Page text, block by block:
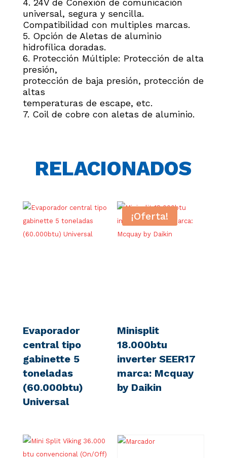
universal, segura y sencilla.
Compatibilidad con multiples marcas.
5. Opción de Aletas de aluminio
hidrofílica doradas.
6. Protección Múltiple: Protección de alta
presión,
protección de baja presión, protección de
altas
temperaturas de escape, etc.
7. Coil de cobre con aletas de aluminio.
RELACIONADOS
Evaporador
central tipo
gabinette 5
toneladas
(60.000btu)
Universal
¡Oferta!
Minisplit
18.000btu
inverter SEER17
marca: Mcquay
by Daikin